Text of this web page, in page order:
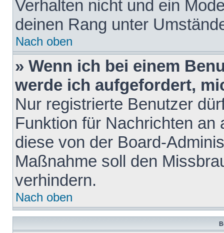
Verhalten nicht und ein
deinen Rang unter
Nach oben
» Wenn ich bei einem
werde ich aufgefordert,
Nur registrierte Benutzer
Funktion für Nachrichten
diese von der Board-
Maßnahme soll den
verhindern.
Nach oben